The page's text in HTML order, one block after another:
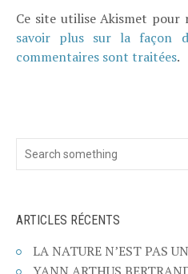
Ce site utilise Akismet pour
savoir plus sur la façon
commentaires sont traitées.
ARTICLES RÉCENTS
LA NATURE N’EST PAS